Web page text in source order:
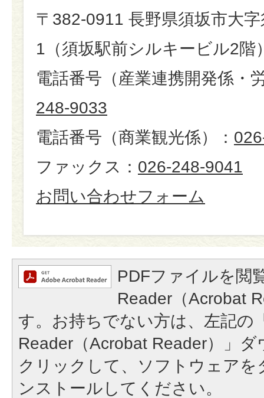
〒382-0911 長野県須坂市大
1（須坂駅前シルキービル2階
電話番号（産業連携開発係・
248-9033
電話番号（商業観光係）：
ファックス： 026-248-9041
お問い合わせフォーム
PDFファイルを閲
Reader（Acrobat
す。お持ちでない方は、左記の
Reader（Acrobat Reader）」
クリックして、ソフトウェア
ンストールしてください。